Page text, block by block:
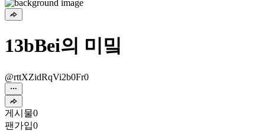
13bBei의 미밐
@rttXZidRqVi2b0Fr0
게시물0
팬가입0